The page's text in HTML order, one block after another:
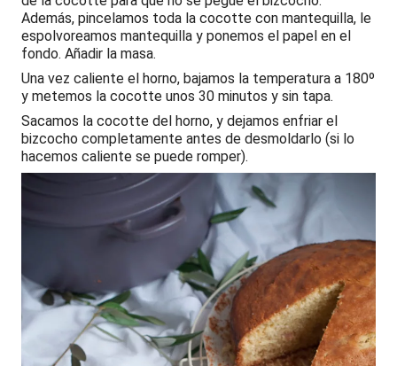
Además, pincelamos toda la cocotte con mantequilla, le
espolvoreamos mantequilla y ponemos el papel en el
fondo. Añadir la masa.
Una vez caliente el horno, bajamos la temperatura a 180º
y metemos la cocotte unos 30 minutos y sin tapa.
Sacamos la cocotte del horno, y dejamos enfriar el
bizcocho completamente antes de desmoldarlo (si lo
hacemos caliente se puede romper).